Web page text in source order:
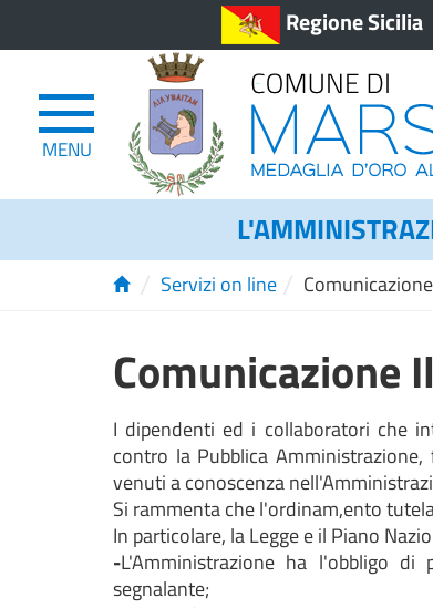
Regione Sicilia
MENU
Servizi on line
Comunicazione
I dipendenti ed i collaboratori che
contro la Pubblica
venuti a conoscenza
Si rammenta che l'ordinam,ento
In particolare, la Legge e il Piano
-L'Amministrazione ha l'obbligo
segnalante;